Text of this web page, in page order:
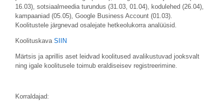
16.03), sotsiaalmeedia turundus (31.03, 01.04), kodulehed (26.04),
kampaaniad (05.05), Google Business Account (01.03).
Koolitustele järgnevad osalejate hetkeolukorra analüüsid.
Koolituskava SIIN
Märtsis ja aprillis aset leidvad koolitused avalikustuvad jooksvalt
ning igale koolitusele toimub eraldiseisev registreerimine.
Korraldajad: